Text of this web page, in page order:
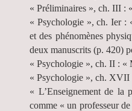
« Préliminaires », ch. III :
« Psychologie », ch. Ier :
et des phénomènes
deux manuscrits (p. 420)
« Psychologie », ch. II : «
« Psychologie », ch.
« L’Enseignement de la
comme « un professeur